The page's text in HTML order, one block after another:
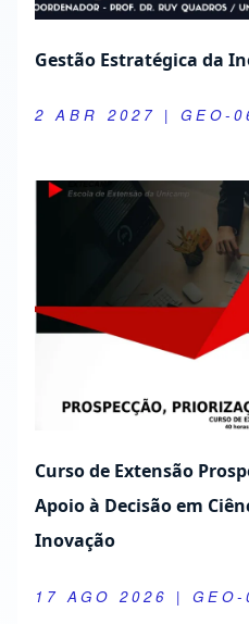
Gestão Estratégica da
2 ABR 2027 | GEO-
Curso de Extensão
Apoio à Decisão em
Inovação
17 AGO 2026 | GEO-